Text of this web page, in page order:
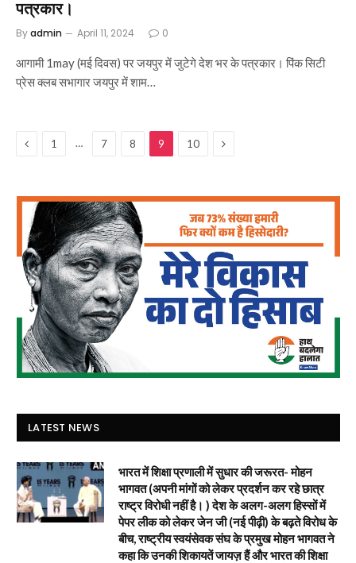
पत्रकार।
Byadmin April 11, 2024 0
आगामी 1may (मई दिवस) पर जयपुर में जुटेगे देश भर के पत्रकार। पिंक सिटी
प्रेस क्लब सभागार जयपुर में शाम…
Previous
1 … 7 8 9 10 Next
LATEST NEWS
भारत में शिक्षा प्रणाली में सुधार की जरूरत- मोहन
भागवत (अपनी मांगों को लेकर प्रदर्शन कर रहे छात्र
राष्ट्र विरोधी नहीं है। ) देश के अलग-अलग हिस्सों में
पेपर लीक को लेकर जेन जी (नई पीढ़ी) के बढ़ते विरोध के
बीच, राष्ट्रीय स्वयंसेवक संघ के प्रमुख मोहन भागवत ने
कहा कि उनकी शिकायतें जायज़ हैं और भारत की शिक्षा